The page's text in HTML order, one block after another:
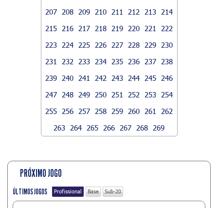
207
208 209 210 211 212 213
214
215
216 217 218 219 220 221
222
223
224 225 226 227 228 229
230
231
232 233 234 235 236 237
238
239
240 241 242 243 244 245
246
247
248 249 250 251 252 253
254
255
256 257 258 259 260 261
262
263
264 265 266 267 268 269
PRÓXIMO JOGO
ÚLTIMOS JOGOS Profissional Base Sub-20